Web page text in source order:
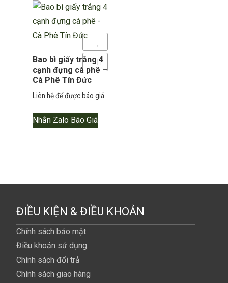
Bao bì giấy trắng 4
cạnh đựng cà phê –
Cà Phê Tín Đức
Liên hệ để được báo giá
Nhắn Zalo Báo Giá
Thêm so sánh
ĐIỀU KIỆN & ĐIỀU KHOẢN
Chính sách bảo mật
Điều khoản sử dụng
Chính sách đổi trả
Chính sách giao hàng